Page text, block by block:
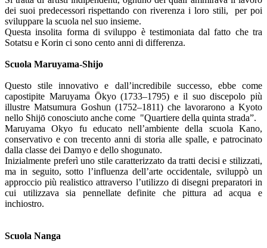
dei suoi predecessori rispettando con riverenza i loro stili, per poi
sviluppare la scuola nel suo insieme.
Questa insolita forma di sviluppo è testimoniata dal fatto che tra
Sotatsu e Korin ci sono cento anni di differenza.
Scuola Maruyama-Shijo
Questo stile innovativo e dall’incredibile successo, ebbe come
capostipite Maruyama Ōkyo (1733–1795) e il suo discepolo più
illustre Matsumura Goshun (1752–1811) che lavorarono a Kyoto
nello Shijō conosciuto anche come "Quartiere della quinta strada”.
Maruyama Okyo fu educato nell’ambiente della scuola Kano,
conservativo e con trecento anni di storia alle spalle, e patrocinato
dalla classe dei Damyo e dello shogunato.
Inizialmente preferì uno stile caratterizzato da tratti decisi e stilizzati,
ma in seguito, sotto l’influenza dell’arte occidentale, sviluppò un
approccio più realistico attraverso l’utilizzo di disegni preparatori in
cui utilizzava sia pennellate definite che pittura ad acqua e
inchiostro.
Scuola Nanga